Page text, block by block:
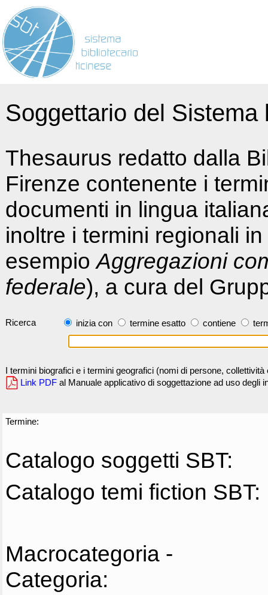
Soggettario del
Thesaurus redatto dalla
Firenze contenente i
documenti in lingua
inoltre i termini regionali
esempioAggregazioni
federale), a cura del
Ricerca inizia con termine esatto contiene
I termini biografici e i termini geografici (nomi di persone,
Link PDF al Manuale applicativo di soggettazione ad uso degli
Termine:
Catalogo soggetti SBT:
Catalogo temi fiction SBT:
Macrocategoria -
Categoria: